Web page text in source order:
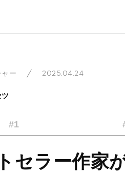
ー 2025.04.24
#1
セラー作家